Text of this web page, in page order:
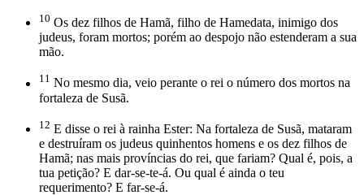
10 Os dez filhos de Hamã, filho de Hamedata, inimigo dos
judeus, foram mortos; porém ao despojo não estenderam a sua
mão.
11 No mesmo dia, veio perante o rei o número dos mortos na
fortaleza de Susã.
12 E disse o rei à rainha Ester: Na fortaleza de Susã, mataram
e destruíram os judeus quinhentos homens e os dez filhos de
Hamã; nas mais províncias do rei, que fariam? Qual é, pois, a
tua petição? E dar-se-te-á. Ou qual é ainda o teu
requerimento? E far-se-á.